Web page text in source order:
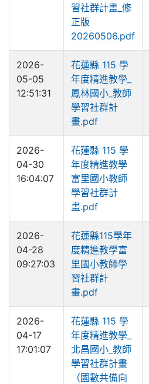
習社群計畫_修
正版
20260506.pdf
2026-
05-05
12:51:31
花蓮縣 115 學
年度精進教學_
鳳林國小_教師
學習社群計
畫.pdf
2026-
04-30
16:04:07
花蓮縣 115 學
年度精進教學
富里國小教師
學習社群計
畫.pdf
2026-
04-28
09:27:03
花蓮縣115學年
度精進教學富
里國小教師學
習社群計
畫.pdf
2026-
04-17
17:01:07
花蓮縣 115 學
年度精進教學_
北昌國小_教師
學習社群計畫
（國數共備向